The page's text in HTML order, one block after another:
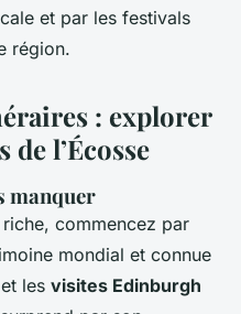
et par les festivals
région.
: explorer
l’Écosse
manquer
riche, commencez par
mondial et connue
les visites Edinburgh